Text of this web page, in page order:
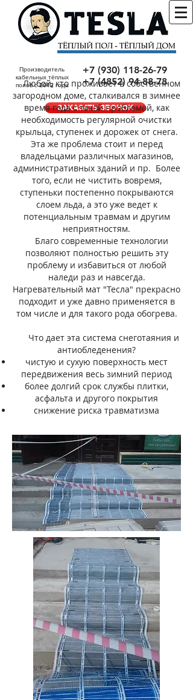
Производитель
кабельных тёплых
полов с 2012 года
+7 (930) 118-26-79
+7 (4852) 94-88-78
ЗАКАЗАТЬ ЗВОНОК
Любой, кто проживает в собственном
загородном доме, сталкивался в зимнее
время года с такой проблемой, как
необходимость регулярной очистки
крыльца, ступенек и дорожек от снега.
Эта же проблема стоит и перед
владельцами различных магазинов,
административных зданий и пр. Более
того, если не чистить вовремя,
ступеньки постепенно покрываются
слоем льда, а это уже ведет к
потенциальным травмам и другим
неприятностям.
Благо современные технологии
позволяют полностью решить эту
проблему и избавиться от любой
наледи раз и навсегда.
Нагревательный мат "Тесла" прекрасно
подходит и уже давно применяется в
том числе и для такого рода обогрева.
Что дает эта система снеготаяния и
антиобледенения?
чистую и сухую поверхность мест
передвижения весь зимний период
более долгий срок службы плитки,
асфальта и другого покрытия
снижение риска травматизма